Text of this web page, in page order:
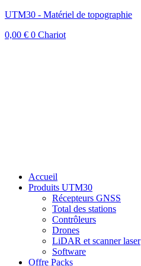
UTM30 - Matériel de topographie
0,00 € 0 Chariot
Accueil
Produits UTM30
Récepteurs GNSS
Total des stations
Contrôleurs
Drones
LiDAR et scanner laser
Software
Offre Packs